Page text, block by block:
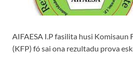
AIFAESA I.P fasilita husi Komisaun
(KFP) fó sai ona rezultadu prova